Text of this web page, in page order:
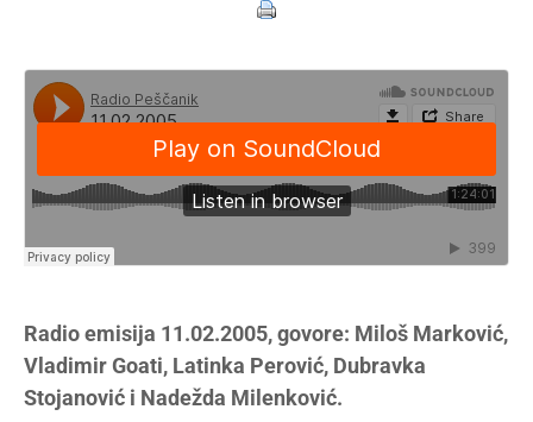
Radio emisija 11.02.2005, govore: Miloš Marković,
Vladimir Goati, Latinka Perović, Dubravka
Stojanović i Nadežda Milenković.